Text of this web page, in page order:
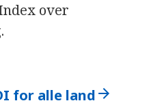
over
for alle land arrow_forward